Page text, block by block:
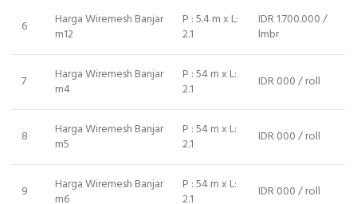
6
Harga Wiremesh Banjar
m12
P : 5.4 m x L:
2.1
IDR 1.700.000 /
lmbr
7
Harga Wiremesh Banjar
m4
P : 54 m x L:
2.1
IDR 000 / roll
8
Harga Wiremesh Banjar
m5
P : 54 m x L:
2.1
IDR 000 / roll
9
Harga Wiremesh Banjar
m6
P : 54 m x L:
2.1
IDR 000 / roll